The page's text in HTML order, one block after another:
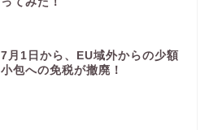
7月1日から、EU域外からの少額
小包への免税が撤廃！